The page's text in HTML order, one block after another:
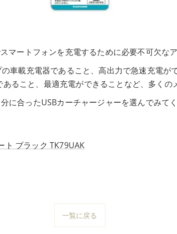
マートフォンを充電するために必要不可欠なア
車載充電器であること、高出力で急速充電が
ること、最適充電ができることなど、多くの
に合ったUSBカーチャージャーを選んでみてく
ト ブラック TK79UAK
一覧に戻る